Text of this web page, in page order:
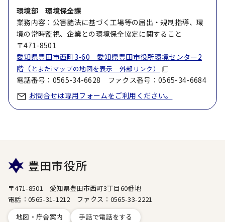
環境部 環境保全課
業務内容：公害諸法に基づく工場等の届出・規制指導、環
境の常時監視、企業との環境保全協定に関すること
〒471-8501
愛知県豊田市西町3-60 愛知県豊田市役所環境センター2
階（ とよたiマップの地図を表示 外部リンク）
電話番号：0565-34-6628 ファクス番号：0565-34-6684
お問合せは専用フォームをご利用ください。
豊田市役所
〒471-8501 愛知県豊田市西町3丁目60番地
電話：0565-31-1212 ファクス：0565-33-2221
地図・庁舎案内
手話で電話をする